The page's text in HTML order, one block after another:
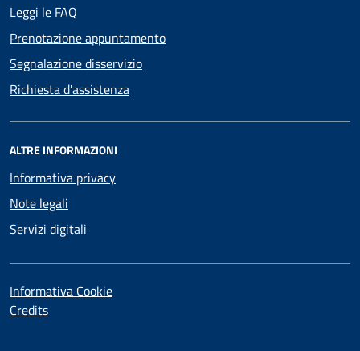
Leggi le FAQ
Prenotazione appuntamento
Segnalazione disservizio
Richiesta d'assistenza
ALTRE INFORMAZIONI
Informativa privacy
Note legali
Servizi digitali
Informativa Cookie
Credits